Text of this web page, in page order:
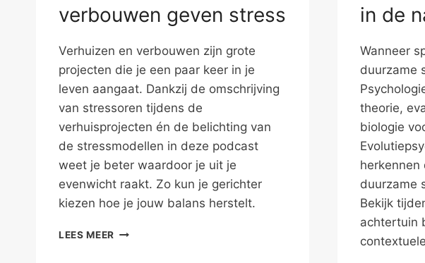
verbouwen geven stress
Verhuizen en verbouwen zijn grote
projecten die je een paar keer in je
leven aangaat. Dankzij de omschrijving
van stressoren tijdens de
verhuisprojecten én de belichting van
de stressmodellen in deze podcast
weet je beter waardoor je uit je
evenwicht raakt. Zo kun je gerichter
kiezen hoe je jouw balans herstelt.
LEES MEER VERHUIZEN
in de
Wanneer
duurzame
theorie,
biologie
herkennen
duurzame
Bekijk
achtertuin